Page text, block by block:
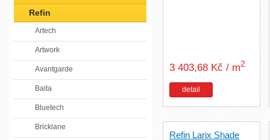
Refin
Artech
Artwork
Avantgarde
Baita
Bluetech
Bricklane
3 403,68 Kč / m2
detail
Refin Larix Shade